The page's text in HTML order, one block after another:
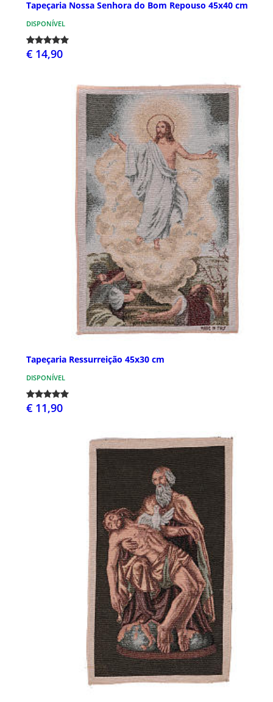
Tapeçaria Nossa Senhora do Bom Repouso 45x40 cm
DISPONÍVEL
€ 14,90
Tapeçaria Ressurreição 45x30 cm
DISPONÍVEL
€ 11,90